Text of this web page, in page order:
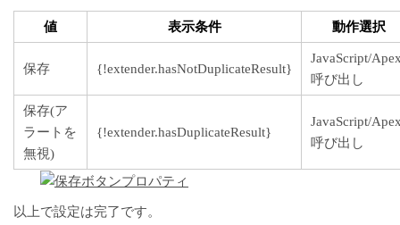
値 表示条件 動作選択
保存 {!extender.hasNotDuplicateResult}
JavaScript/
呼び出し
保存(ア
ラートを
無視)
{!extender.hasDuplicateResult}
JavaScript/
呼び出し
以上で設定は完了です。